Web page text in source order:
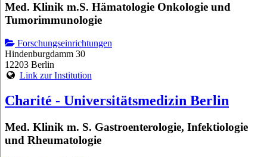
Med. Klinik m.S. Hämatologie Onkologie und
Tumorimmunologie
Forschungseinrichtungen
Hindenburgdamm 30
12203 Berlin
Link zur Institution
Charité - Universitätsmedizin Berlin
Med. Klinik m. S. Gastroenterologie, Infektiologie
und Rheumatologie